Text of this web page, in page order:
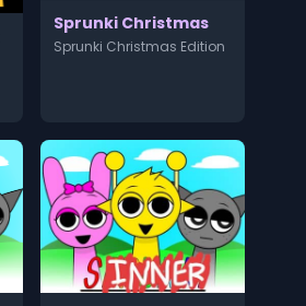
Sprunki Christmas
Sprunki Christmas Edition